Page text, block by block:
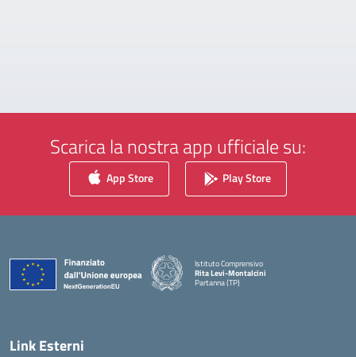
Scarica la nostra app ufficiale su:
App Store Play Store
Istituto Comprensivo
Rita Levi-Montalcini
Partanna (TP)
Link Esterni